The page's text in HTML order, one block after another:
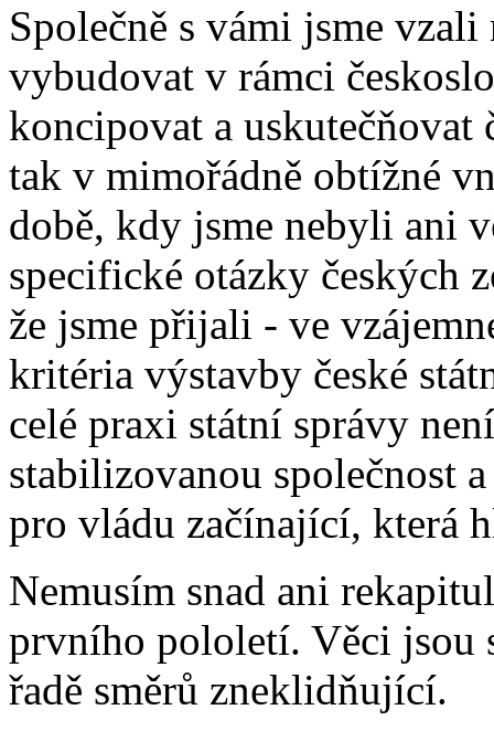
Společně s vámi jsme
vybudovat v rámci
koncipovat a
tak v mimořádně obtížné
době, kdy jsme nebyli ani
specifické otázky českých
že jsme přijali - ve
kritéria výstavby české
celé praxi státní správy
stabilizovanou společnost
pro vládu začínající, která
Nemusím snad ani
prvního pololetí. Věci jsou
řadě směrů zneklidňující.